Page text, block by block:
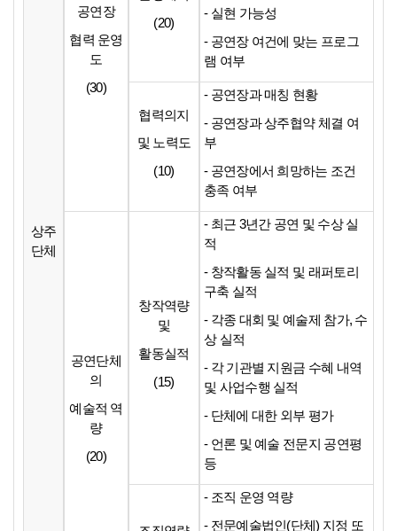
상주
단체
공연장
협력 운영
도
(30)
(20)
- 실현 가능성
- 공연장 여건에 맞는 프로그
램 여부
협력의지
및 노력도
(10)
- 공연장과 매칭 현황
- 공연장과 상주협약 체결 여
부
- 공연장에서 희망하는 조건
충족 여부
공연단체
의
예술적 역
량
(20)
창작역량
및
활동실적
(15)
- 최근 3년간 공연 및 수상 실
적
- 창작활동 실적 및 래퍼토리
구축 실적
- 각종 대회 및 예술제 참가, 수
상 실적
- 각 기관별 지원금 수혜 내역
및 사업수행 실적
- 단체에 대한 외부 평가
- 언론 및 예술 전문지 공연평
등
- 조직 운영 역량
- 전문예술법인(단체) 지정 또